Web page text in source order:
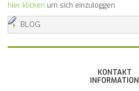
hier klicken um sich einzuloggen
BLOG
KONTAKT
INFORMATION